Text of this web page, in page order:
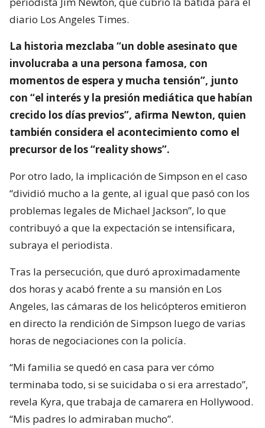
diario Los Angeles Times.
La historia mezclaba “un doble asesinato que
involucraba a una persona famosa, con
momentos de espera y mucha tensión”, junto
con “el interés y la presión mediática que habían
crecido los días previos”, afirma Newton, quien
también considera el acontecimiento como el
precursor de los “reality shows”.
Por otro lado, la implicación de Simpson en el caso
“dividió mucho a la gente, al igual que pasó con los
problemas legales de Michael Jackson”, lo que
contribuyó a que la expectación se intensificara,
subraya el periodista.
Tras la persecución, que duró aproximadamente
dos horas y acabó frente a su mansión en Los
Angeles, las cámaras de los helicópteros emitieron
en directo la rendición de Simpson luego de varias
horas de negociaciones con la policía.
“Mi familia se quedó en casa para ver cómo
terminaba todo, si se suicidaba o si era arrestado”,
revela Kyra, que trabaja de camarera en Hollywood.
“Mis padres lo admiraban mucho”.